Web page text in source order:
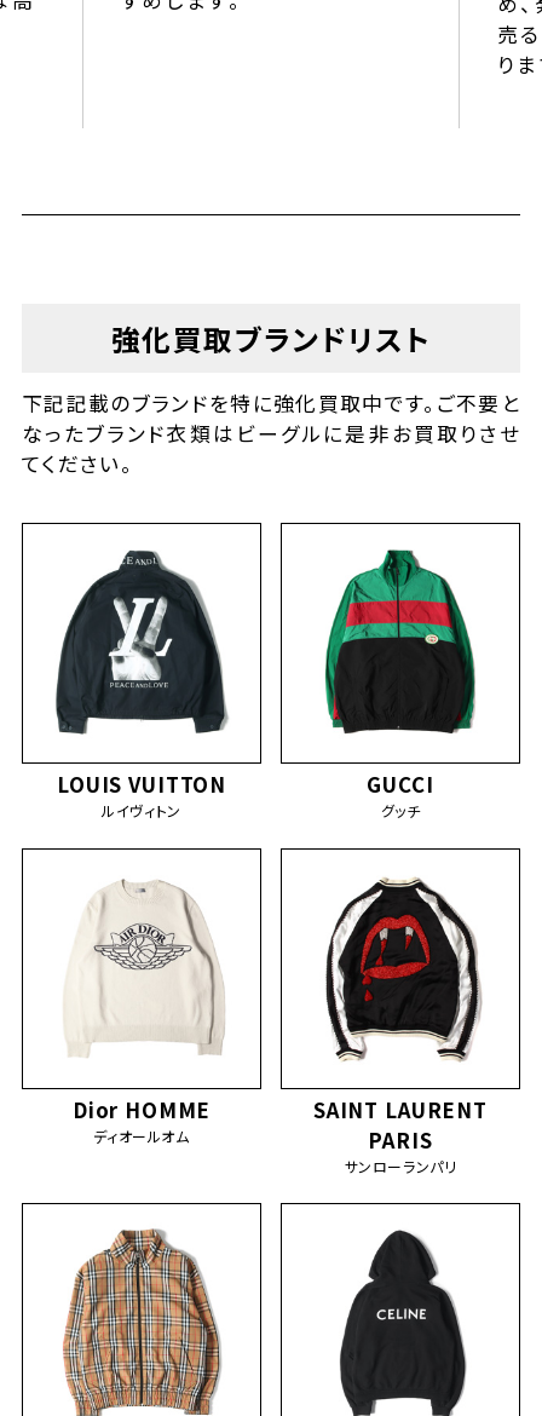
売
り
強化買取ブランドリスト
下記記載のブランドを特に強化買取中です。ご不要と
なったブランド衣類はビーグルに是非お買取りさせ
てください。
LOUIS VUITTON
ルイヴィトン
GUCCI
グッチ
Dior HOMME
ディオールオム
SAINT LAURENT
PARIS
サンローランパリ